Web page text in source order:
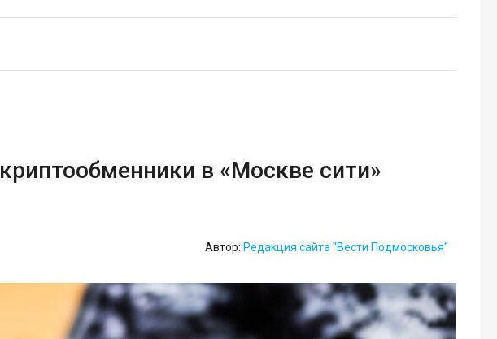
в «Москве сити»
Автор: Редакция сайта "Вести Подмосковья"